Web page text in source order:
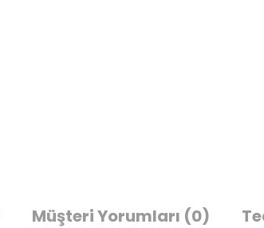
Müşteri Yorumları (0)